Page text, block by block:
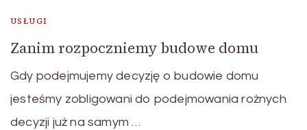
USŁUGI
Zanim rozpoczniemy budowe domu
Gdy podejmujemy decyzję o budowie domu
jesteśmy zobligowani do podejmowania rożnych
decyzji już na samym …